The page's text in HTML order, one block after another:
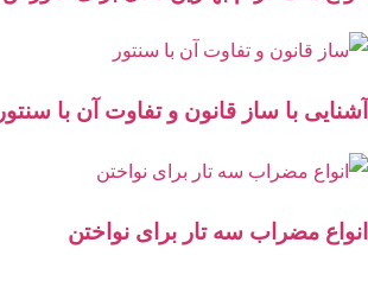
آشنایی با ساز قانون و تفاوت آن با سنتور
انواع مضراب سه تار برای نواختن